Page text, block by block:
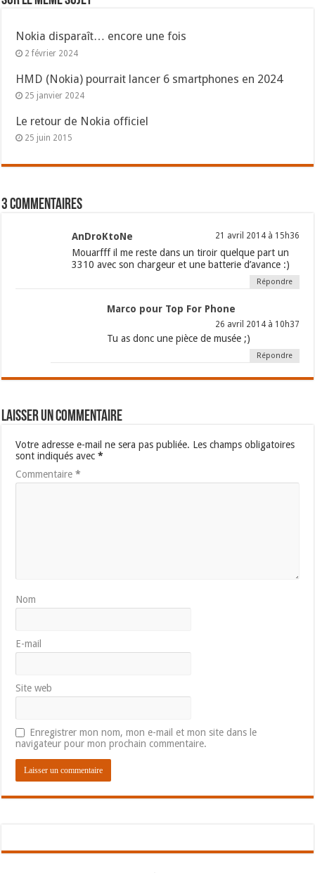
Nokia disparaît… encore une fois
2 février 2024
HMD (Nokia) pourrait lancer 6 smartphones en 2024
25 janvier 2024
Le retour de Nokia officiel
25 juin 2015
3 commentaires
AnDroKtoNe 21 avril 2014 à 15h36
Mouarfff il me reste dans un tiroir quelque part un
3310 avec son chargeur et une batterie d’avance :)
Répondre
Marco pour Top For Phone
26 avril 2014 à 10h37
Tu as donc une pièce de musée ;)
Répondre
Laisser un commentaire
Votre adresse e-mail ne sera pas publiée. Les champs obligatoires
sont indiqués avec*
Commentaire*
Nom
E-mail
Site web
Enregistrer mon nom, mon e-mail et mon site dans le
navigateur pour mon prochain commentaire.